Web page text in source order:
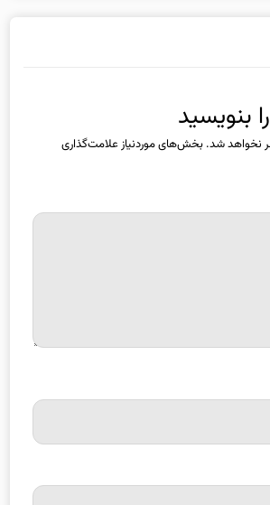
بنویسید
نخواهد شد. بخش‌های موردنیاز علامت‌گذاری